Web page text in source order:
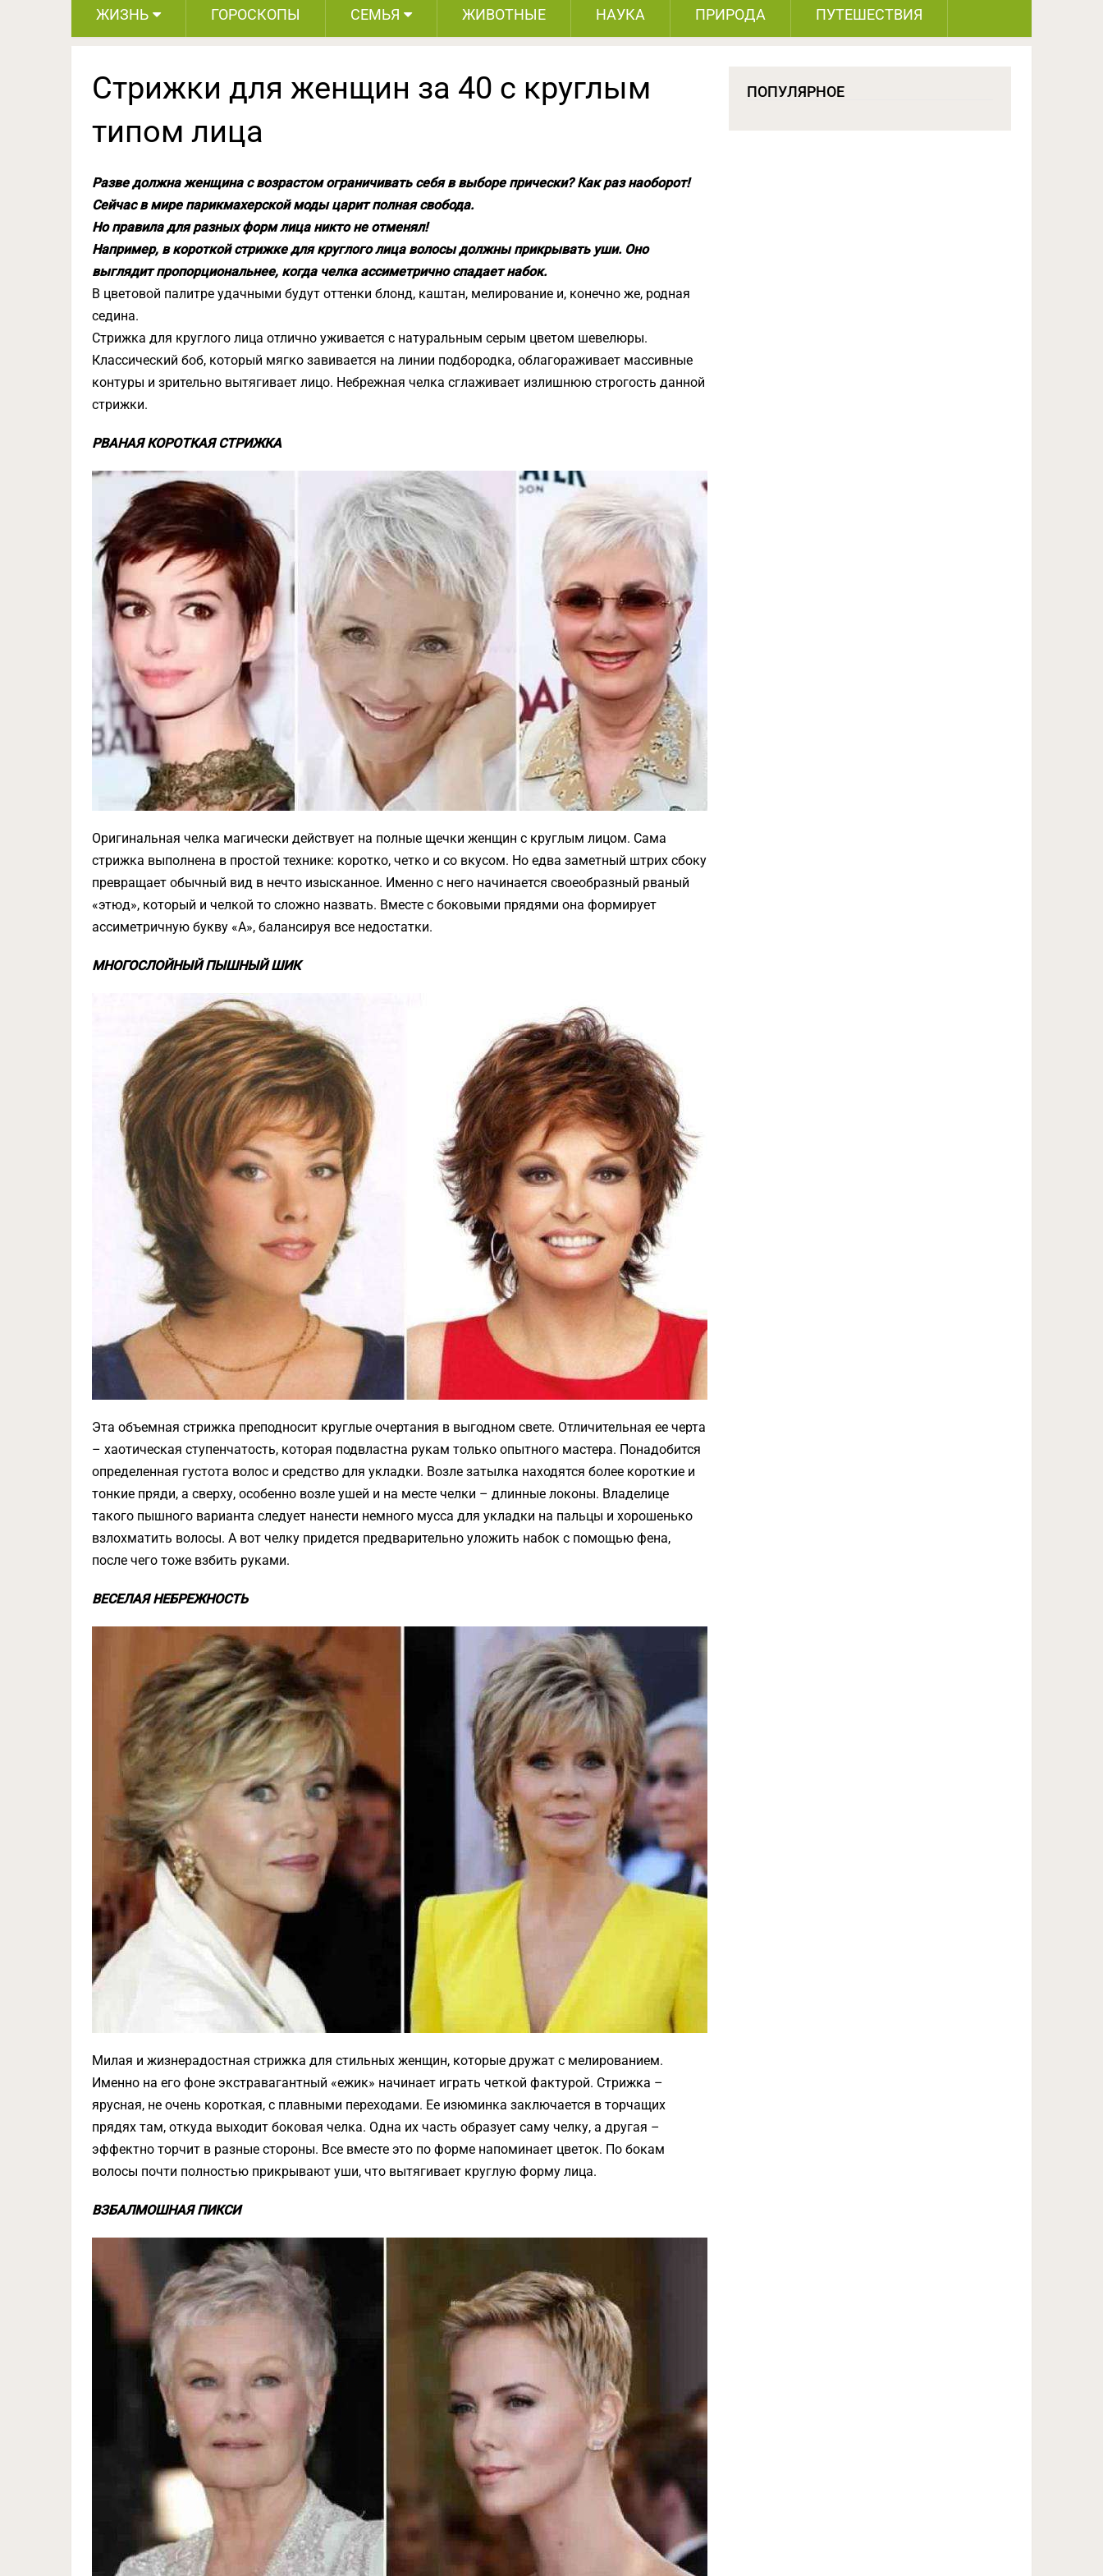
ЖИЗНЬ ГОРОСКОПЫ СЕМЬЯ ЖИВОТНЫЕ НАУКА ПРИРОДА ПУТЕШЕСТВИЯ
Стрижки для женщин за 40 с круглым
типом лица
Разве должна женщина с возрастом ограничивать себя в выборе прически? Как раз наоборот!
Сейчас в мире парикмахерской моды царит полная свобода.
Но правила для разных форм лица никто не отменял!
Например, в короткой стрижке для круглого лица волосы должны прикрывать уши. Оно
выглядит пропорциональнее, когда челка ассиметрично спадает набок.
В цветовой палитре удачными будут оттенки блонд, каштан, мелирование и, конечно же, родная
седина.
Стрижка для круглого лица отлично уживается с натуральным серым цветом шевелюры.
Классический боб, который мягко завивается на линии подбородка, облагораживает массивные
контуры и зрительно вытягивает лицо. Небрежная челка сглаживает излишнюю строгость данной
стрижки.
РВАНАЯ КОРОТКАЯ СТРИЖКА
Оригинальная челка магически действует на полные щечки женщин с круглым лицом. Сама
стрижка выполнена в простой технике: коротко, четко и со вкусом. Но едва заметный штрих сбоку
превращает обычный вид в нечто изысканное. Именно с него начинается своеобразный рваный
«этюд», который и челкой то сложно назвать. Вместе с боковыми прядями она формирует
ассиметричную букву «А», балансируя все недостатки.
МНОГОСЛОЙНЫЙ ПЫШНЫЙ ШИК
Эта объемная стрижка преподносит круглые очертания в выгодном свете. Отличительная ее черта
– хаотическая ступенчатость, которая подвластна рукам только опытного мастера. Понадобится
определенная густота волос и средство для укладки. Возле затылка находятся более короткие и
тонкие пряди, а сверху, особенно возле ушей и на месте челки – длинные локоны. Владелице
такого пышного варианта следует нанести немного мусса для укладки на пальцы и хорошенько
взлохматить волосы. А вот челку придется предварительно уложить набок с помощью фена,
после чего тоже взбить руками.
ВЕСЕЛАЯ НЕБРЕЖНОСТЬ
Милая и жизнерадостная стрижка для стильных женщин, которые дружат с мелированием.
Именно на его фоне экстравагантный «ежик» начинает играть четкой фактурой. Стрижка –
ярусная, не очень короткая, с плавными переходами. Ее изюминка заключается в торчащих
прядях там, откуда выходит боковая челка. Одна их часть образует саму челку, а другая –
эффектно торчит в разные стороны. Все вместе это по форме напоминает цветок. По бокам
волосы почти полностью прикрывают уши, что вытягивает круглую форму лица.
ВЗБАЛМОШНАЯ ПИКСИ
ПОПУЛЯРНОЕ